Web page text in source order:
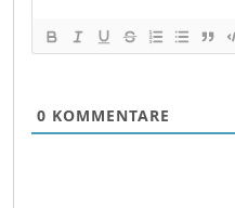
0 KOMMENTARE